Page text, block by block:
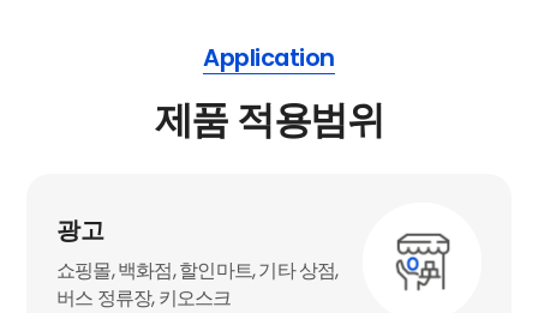
Application
제품 적용범위
광고
쇼핑몰, 백화점, 할인마트, 기타 상점,
버스 정류장, 키오스크